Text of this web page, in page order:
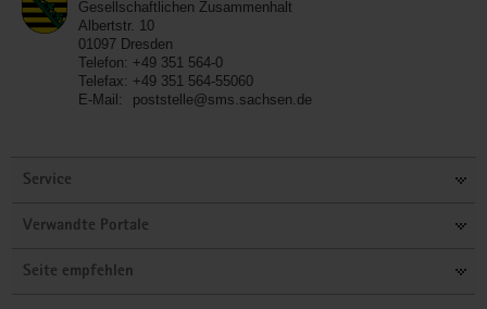
Gesellschaftlichen Zusammenhalt
Albertstr. 10
01097 Dresden
Telefon: +49 351 564-0
Telefax: +49 351 564-55060
E-Mail:
poststelle@sms.sachsen.de
Service
Verwandte Portale
Seite empfehlen